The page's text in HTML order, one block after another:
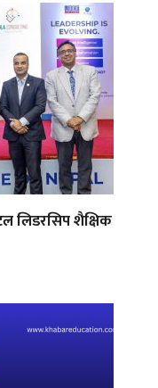
लिडरसिप शैक्षिक